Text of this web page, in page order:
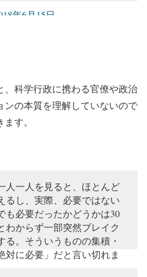
年6月15日
、科学行政に携わる官僚や政治
ンの本質を理解していないので
す。
人一人を見ると、ほとんど
るし、実際、必要ではない
も必要だったかどうかは30
わからず一部突然ブレイク
る。そういうものの集積・
対に必要」だと言い切れま